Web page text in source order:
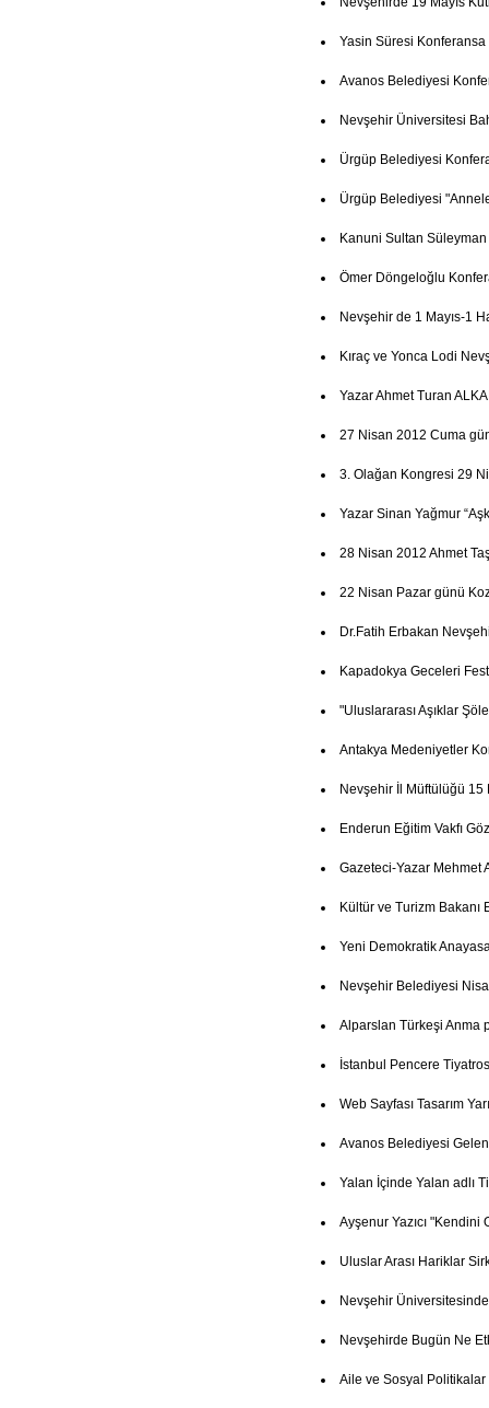
Yasin Süresi Konferansa
Avanos Belediyesi
Nevşehir Üniversitesi
Ürgüp Belediyesi
Ürgüp Belediyesi
Kanuni Sultan
Ömer Döngeloğlu
Nevşehir de 1 Mayıs-1
Kıraç ve Yonca Lodi
Yazar Ahmet Turan
27 Nisan 2012 Cuma
3. Olağan Kongresi 29
Yazar Sinan Yağmur
28 Nisan 2012 Ahmet
22 Nisan Pazar günü
Dr.Fatih Erbakan
Kapadokya Geceleri
"Uluslararası Aşıklar
Antakya Medeniyetler
Nevşehir İl Müftülüğü
Enderun Eğitim Vakfı
Gazeteci-Yazar Mehmet
Kültür ve Turizm Bakanı
Yeni Demokratik
Nevşehir Belediyesi
Alparslan Türkeşi Anma
İstanbul Pencere
Web Sayfası Tasarım
Avanos Belediyesi
Yalan İçinde Yalan adlı
Ayşenur Yazıcı
Uluslar Arası Hariklar
Nevşehir
Nevşehirde Bugün Ne
Aile ve Sosyal Politikalar